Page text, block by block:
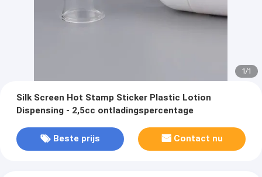
1/1
Silk Screen Hot Stamp Sticker Plastic Lotion
Dispensing - 2,5cc ontladingspercentage
Beste prijs Contact nu